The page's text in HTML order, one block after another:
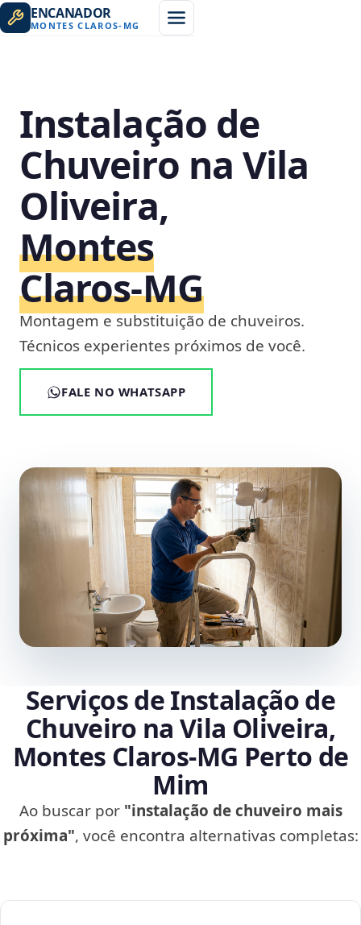
ENCANADOR
MONTES CLAROS- MG
Instalação de
Chuveiro na Vila
Oliveira,
Montes
Claros‑MG
Montagem e substituição de chuveiros.
Técnicos experientes próximos de você.
FALE NO WHATSAPP
Serviços de Instalação de
Chuveiro na Vila Oliveira,
Montes Claros‑MG Perto de
Mim
Ao buscar por "instalação de chuveiro mais
próxima", você encontra alternativas completas: